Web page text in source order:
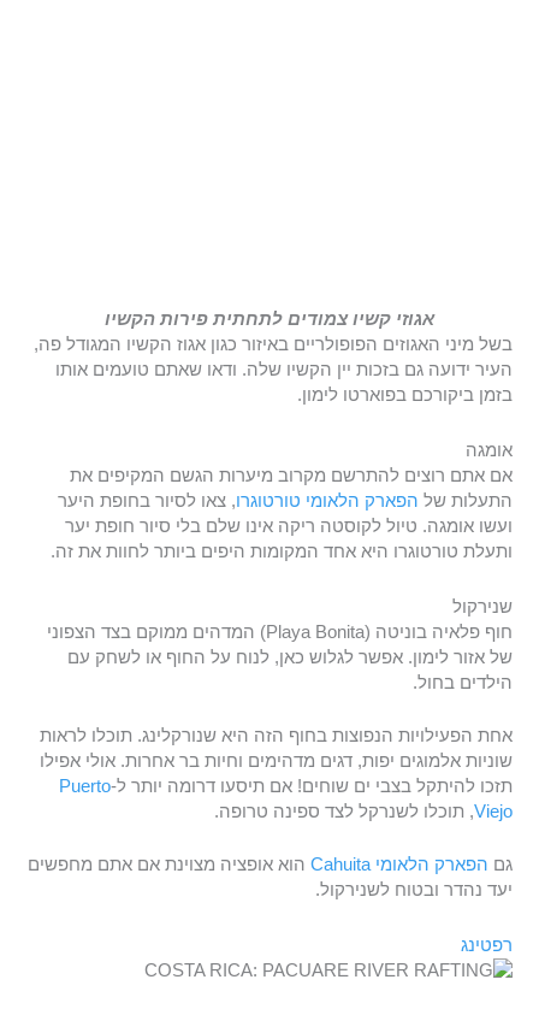
אגוזי קשיו צמודים לתחתית פירות הקשיו
בשל מיני האגוזים הפופולריים באיזור כגון אגוז הקשיו המגודל פה,
העיר ידועה גם בזכות יין הקשיו שלה. ודאו שאתם טועמים אותו
בזמן ביקורכם בפוארטו לימון.
אומגה
אם אתם רוצים להתרשם מקרוב מיערות הגשם המקיפים את
התעלות של הפארק הלאומי טורטוגרו, צאו לסיור בחופת היער
ועשו אומגה. טיול לקוסטה ריקה אינו שלם בלי סיור חופת יער
ותעלת טורטוגרו היא אחד המקומות היפים ביותר לחוות את זה.
שנירקול
חוף פלאיה בוניטה (Playa Bonita) המדהים ממוקם בצד הצפוני
של אזור לימון. אפשר לגלוש כאן, לנוח על החוף או לשחק עם
הילדים בחול.
אחת הפעילויות הנפוצות בחוף הזה היא שנורקלינג. תוכלו לראות
שוניות אלמוגים יפות, דגים מדהימים וחיות בר אחרות. אולי אפילו
תזכו להיתקל בצבי ים שוחים! אם תיסעו דרומה יותר ל-Puerto
Viejo, תוכלו לשנרקל לצד ספינה טרופה.
גם הפארק הלאומי Cahuita
הוא אופציה מצוינת אם אתם מחפשים
יעד נהדר ובטוח לשנירקול.
רפטינג